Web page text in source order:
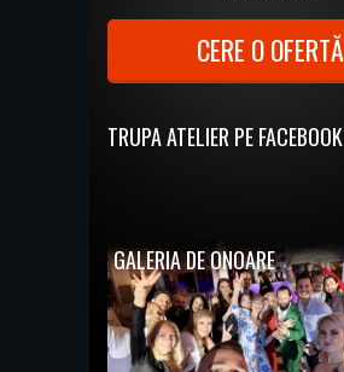
CERE O OFERTĂ
TRUPA ATELIER PE FACEBOOK
GALERIA DE ONOARE